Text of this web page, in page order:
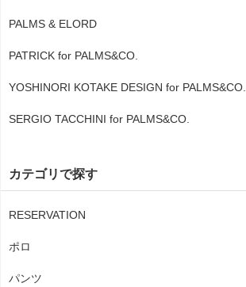
PALMS & ELORD
PATRICK for PALMS&CO.
YOSHINORI KOTAKE DESIGN for PALMS&CO.
SERGIO TACCHINI for PALMS&CO.
カテゴリで探す
RESERVATION
ポロ
パンツ